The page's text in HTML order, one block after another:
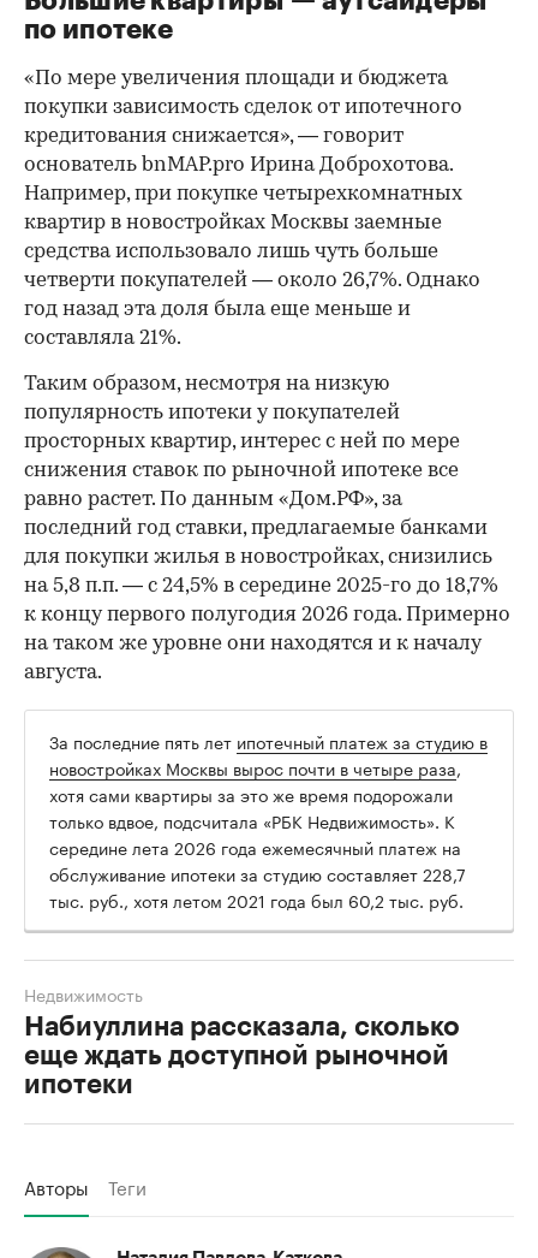
по ипотеке
«По мере увеличения площади и бюджета
покупки зависимость сделок от ипотечного
кредитования снижается», — говорит
основатель bnMAP.pro Ирина Доброхотова.
Например, при покупке четырехкомнатных
квартир в новостройках Москвы заемные
средства использовало лишь чуть больше
четверти покупателей — около 26,7%. Однако
год назад эта доля была еще меньше и
составляла 21%.
Таким образом, несмотря на низкую
популярность ипотеки у покупателей
просторных квартир, интерес с ней по мере
снижения ставок по рыночной ипотеке все
равно растет. По данным «Дом.РФ», за
последний год ставки, предлагаемые банками
для покупки жилья в новостройках, снизились
на 5,8 п.п. — с 24,5% в середине 2025-го до 18,7%
к концу первого полугодия 2026 года. Примерно
на таком же уровне они находятся и к началу
августа.
За последние пять лет ипотечный платеж за студию в
новостройках Москвы вырос почти в четыре раза,
хотя сами квартиры за это же время подорожали
только вдвое, подсчитала «РБК Недвижимость». К
середине лета 2026 года ежемесячный платеж на
обслуживание ипотеки за студию составляет 228,7
тыс. руб., хотя летом 2021 года был 60,2 тыс. руб.
Набиуллина рассказала, сколько
еще ждать доступной рыночной
ипотеки
Недвижимость
Авторы Теги